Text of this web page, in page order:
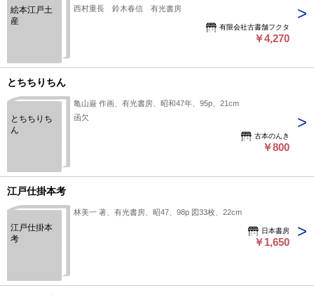
絵本江戸土
産
西村重長 鈴木春信 有光書房
有限会社古書舗フクタ
￥4,270
とちちりちん
とちちりち
ん
亀山巌 作画、有光書房、昭和47年、95p、21cm
函欠
古本のんき
￥800
江戸仕掛本考
江戸仕掛本
考
林美一 著、有光書房、昭47、98p 図33枚、22cm
日本書房
￥1,650